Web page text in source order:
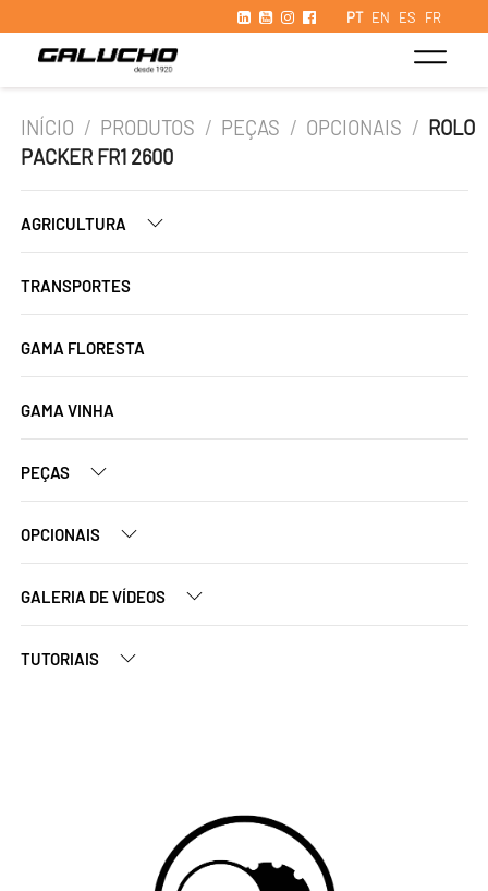
PT EN ES FR
INÍCIO / PRODUTOS / PEÇAS / OPCIONAIS / ROLO
PACKER FR1 2600
AGRICULTURA
TRANSPORTES
GAMA FLORESTA
GAMA VINHA
PEÇAS
OPCIONAIS
GALERIA DE VÍDEOS
TUTORIAIS